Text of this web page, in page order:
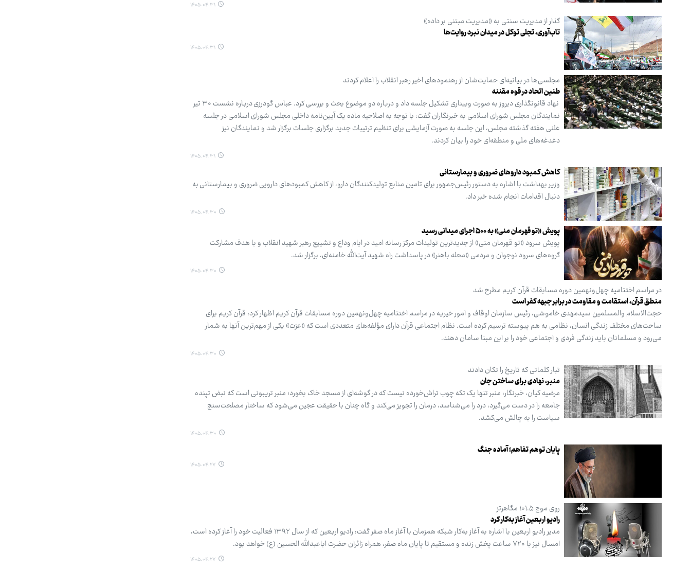
۱۴۰۵.۰۴.۳۱
گذار از مدیریت سنتی به «مدیریت مبتنی بر داده»
تاب‌آوری، تجلی توکل در میدان نبرد روایت‌ها
۱۴۰۵.۰۴.۳۱
مجلسی‌ها در بیانیه‌ای حمایت‌شان از رهنمودهای اخیر رهبر انقلاب را اعلام کردند
طنین اتحاد در قوه مقننه
نهاد قانونگذاری دیروز به صورت وبیناری تشکیل جلسه داد و درباره دو موضوع بحث و بررسی کرد. عباس گودرزی درباره نشست ۳۰ تیر
نمایندگان مجلس شورای اسلامی به خبرنگاران گفت: با توجه به اصلاحیه ماده یک آیین‌نامه داخلی مجلس شورای اسلامی در جلسه
علنی هفته گذشته مجلس، این جلسه به صورت آزمایشی برای تنظیم ترتیبات جدید برگزاری جلسات برگزار شد و نمایندگان نیز
دغدغه‌های ملی و منطقه‌ای خود را بیان کردند.
۱۴۰۵.۰۴.۳۱
کاهش کمبود داروهای ضروری و بیمارستانی
وزیر بهداشت با اشاره به دستور رئیس‌جمهور برای تامین منابع تولیدکنندگان دارو، از کاهش کمبودهای دارویی ضروری و بیمارستانی به
دنبال اقدامات انجام شده خبر داد.
۱۴۰۵.۰۴.۳۰
پویش «تو قهرمان منی» به ۵۰۰ اجرای میدانی رسید
پویش سرود «تو قهرمان منی» از جدیدترین تولیدات مرکز رسانه امید در ایام وداع و تشییع رهبر شهید انقلاب و با هدف مشارکت
گروه‌های سرود نوجوان و مردمی «محله باهنر» در پاسداشت راه شهید آیت‌الله خامنه‌ای، برگزار شد.
۱۴۰۵.۰۴.۳۰
در مراسم اختتامیه چهل‌ونهمین دوره مسابقات قرآن کریم مطرح شد
منطق قرآن، استقامت و مقاومت در برابر جبهه کفر است
حجت‌الاسلام والمسلمین سیدمهدی خاموشی، رئیس سازمان اوقاف و امور خیریه در مراسم اختتامیه چهل‌ونهمین دوره مسابقات قرآن کریم اظهار کرد: قرآن کریم برای
ساحت‌های مختلف زندگی انسان، نظامی به‌ هم‌ پیوسته ترسیم کرده است. نظام اجتماعی قرآن دارای مؤلفه‌های متعددی است که «عزت» یکی از مهم‌ترین آنها به شمار
می‌رود و مسلمانان باید زندگی فردی و اجتماعی خود را بر این مبنا سامان دهند.
۱۴۰۵.۰۴.۳۰
تبار کلماتی که تاریخ را تکان دادند
منبر، نهادی برای ساختن جان
مرضیه کیان، خبرنگار: منبر تنها یک تکه چوب تراش‌خورده نیست که در گوشه‌ای از مسجد خاک بخورد؛ منبر تریبونی است که نبض تپنده
جامعه را در دست می‌گیرد، درد را می‌شناسد، درمان را تجویز می‌کند و گاه چنان با حقیقت عجین می‌شود که ساختار مصلحت‌سنج
سیاست را به چالش می‌کشد.
۱۴۰۵.۰۴.۳۰
پایان توهم تفاهم؛ آماده جنگ
۱۴۰۵.۰۴.۲۷
روی موج ۱۰۱.۵ مگاهرتز
رادیو اربعین آغاز به‌کار کرد
مدیر رادیو اربعین با اشاره به آغاز به‌کار شبکه همزمان با آغاز ماه صفر گفت: رادیو اربعین که از سال ۱۳۹۲ فعالیت خود را آغاز کرده است،
امسال نیز با ۷۲۰ ساعت پخش زنده و مستقیم تا پایان ماه صفر، همراه زائران حضرت اباعبدالله الحسین (ع) خواهد بود.
۱۴۰۵.۰۴.۲۷